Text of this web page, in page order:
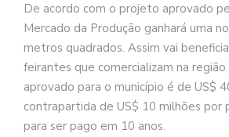
De acordo com o projeto aprovado
Mercado da Produção ganhará uma
metros quadrados. Assim vai
feirantes que comercializam na
aprovado para o município é de US$
contrapartida de US$ 10 milhões por
para ser pago em 10 anos.